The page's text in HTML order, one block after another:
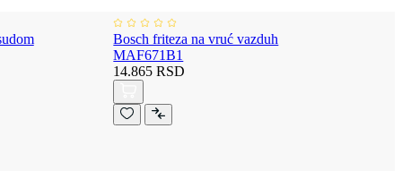
Bosch friteza na vruć vazduh
MAF671B1
14.865 RSD